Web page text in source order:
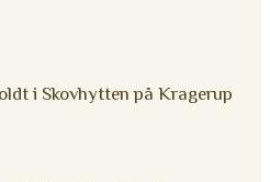
i Skovhytten på Kragerup